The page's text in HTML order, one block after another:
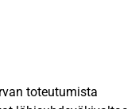
toteutumista